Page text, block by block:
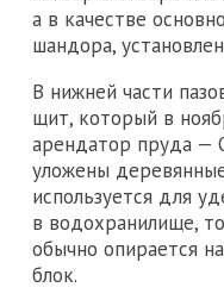
а в качестве
шандора,
В нижней части
щит, который в
арендатор пруда —
уложены
используется для
в водохранилище,
обычно опирается
блок.